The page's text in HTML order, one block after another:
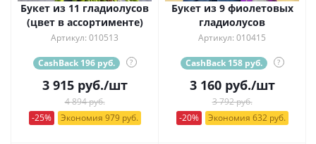
Букет из 11 гладиолусов
(цвет в ассортименте)
Артикул: 010513
CashBack 196 руб. ?
3 915руб./шт
4 894 руб.
-25%
Экономия 979 руб.
Букет из 9 фиолетовых
гладиолусов
Артикул: 010415
CashBack 158 руб. ?
3 160руб./шт
3 792 руб.
-20%
Экономия 632 руб.